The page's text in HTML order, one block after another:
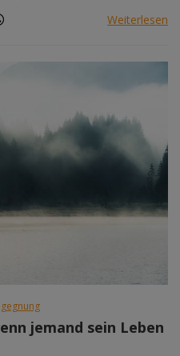
Weiterlesen
jemand sein Leben